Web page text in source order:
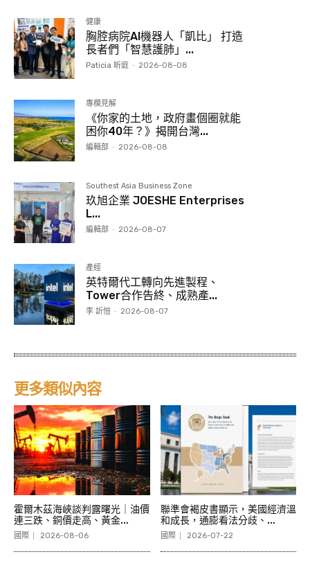
健康
胸腔病院AI機器人「凱比」 打造
長者們「智慧護肺」...
Paticia 昕庭 - 2026-08-08
專欄見解
《你家的土地，政府畫個圈就能
困你40年？》揭開台灣...
編輯部 - 2026-08-08
Southest Asia Business Zone
玖旭企業 JOESHE Enterprises
L...
編輯部 - 2026-08-07
產經
英特爾代工轉向先進製程、
Tower合作告終、成熟產...
李 訢愷 - 2026-08-07
更多類似內容
霍爾木茲海峽談判露曙光｜油價
連三跌、銅價走高、黃金...
國際 2026-08-06
聯準會褐皮書顯示，美國經濟溫
和成長，通膨看法分歧、...
國際 2026-07-22